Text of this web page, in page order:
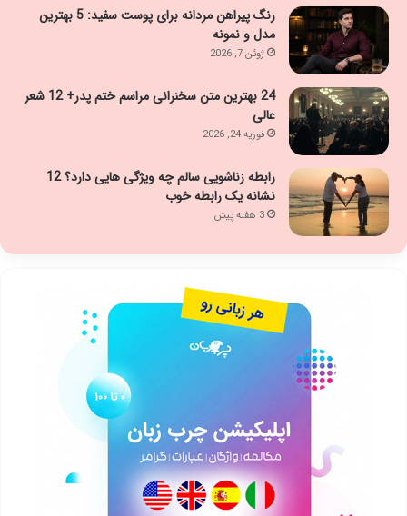
رنگ پیراهن مردانه برای پوست سفید: 5 بهترین
مدل و نمونه
ژوئن 7, 2026
24 بهترین متن سخنرانی مراسم ختم پدر+ 12 شعر
عالی
فوریه 24, 2026
رابطه زناشویی سالم چه ویژگی هایی دارد؟ 12
نشانه یک رابطه خوب
3 هفته پیش